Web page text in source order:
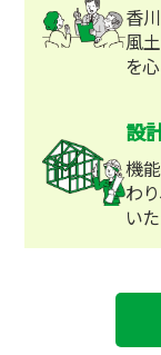
香
風
を
設
機
わ
い